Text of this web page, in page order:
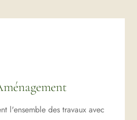
l'ensemble des travaux avec